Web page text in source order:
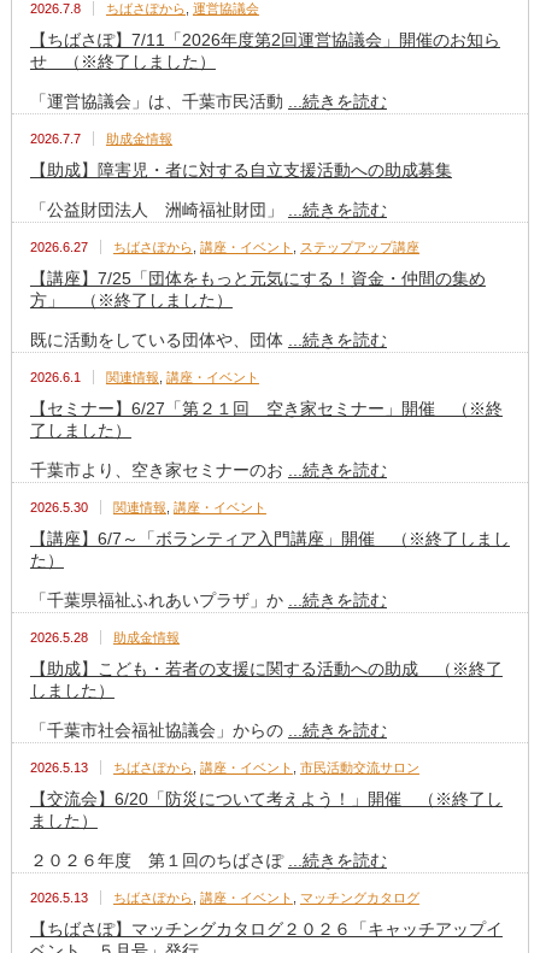
2026.7.8 ちばさぽから 運営協議会
【ちばさぽ】7/11「2026年度第2回運営協議会」開催のお知ら
せ （※終了しました）
「運営協議会」は、千葉市民活動 ...続きを読む
2026.7.7 助成金情報
【助成】障害児・者に対する自立支援活動への助成募集
「公益財団法人 洲崎福祉財団」 ...続きを読む
2026.6.27 ちばさぽから 講座・イベント ステップアップ講座
【講座】7/25「団体をもっと元気にする！資金・仲間の集め
方」 （※終了しました）
既に活動をしている団体や、団体 ...続きを読む
2026.6.1 関連情報 講座・イベント
【セミナー】6/27「第２１回 空き家セミナー」開催 （※終
了しました）
千葉市より、空き家セミナーのお ...続きを読む
2026.5.30 関連情報 講座・イベント
【講座】6/7～「ボランティア入門講座」開催 （※終了しまし
た）
「千葉県福祉ふれあいプラザ」か ...続きを読む
2026.5.28 助成金情報
【助成】こども・若者の支援に関する活動への助成 （※終了
しました）
「千葉市社会福祉協議会」からの ...続きを読む
2026.5.13 ちばさぽから 講座・イベント 市民活動交流サロン
【交流会】6/20「防災について考えよう！」開催 （※終了し
ました）
２０２６年度 第１回のちばさぽ ...続きを読む
2026.5.13 ちばさぽから 講座・イベント マッチングカタログ
【ちばさぽ】マッチングカタログ２０２６「キャッチアップイ